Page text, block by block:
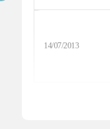
14/07/2013